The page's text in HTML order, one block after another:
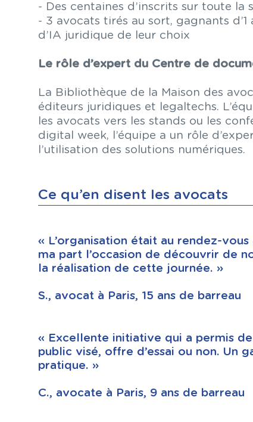
- Des centaines d’inscrits sur toute la
- 3 avocats tirés au sort, gagnants
d’IA juridique de leur choix
Le rôle d’expert du Centre de
La Bibliothèque de la Maison des
éditeurs juridiques et legaltechs.
les avocats vers les stands ou les
digital week, l’équipe a un rôle
l’utilisation des solutions numériques.
Ce qu’en disent les avocats
« L’organisation était au rendez-
ma part l’occasion de découvrir de
la réalisation de cette journée. »
S., avocat à Paris, 15 ans de barreau
« Excellente initiative qui a permis
public visé, offre d’essai ou non. Un
pratique. »
C., avocate à Paris, 9 ans de barreau